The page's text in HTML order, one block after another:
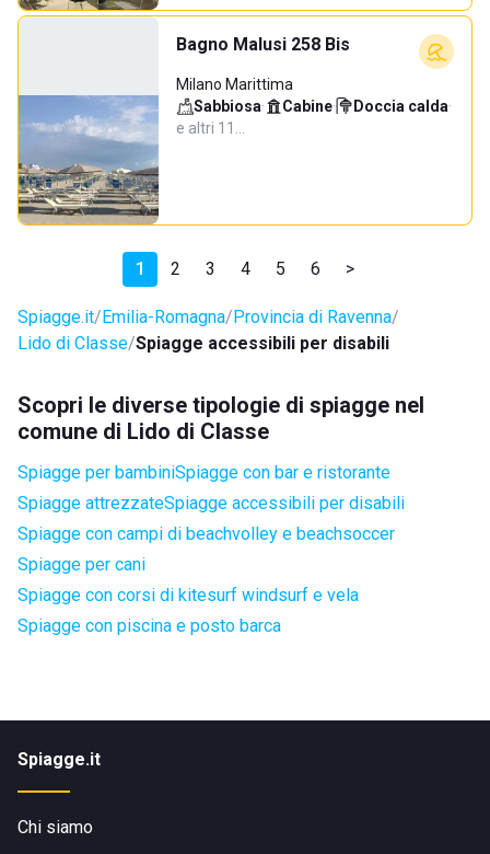
Bagno Malusi 258 Bis
Milano Marittima
Sabbiosa· Cabine· Doccia calda·
e altri 11…
1 2 3 4 5 6 >
Spiagge.it Emilia-Romagna Provincia di Ravenna
Lido di Classe Spiagge accessibili per disabili
Scopri le diverse tipologie di spiagge nel
comune di Lido di Classe
Spiagge per bambiniSpiagge con bar e ristorante
Spiagge attrezzateSpiagge accessibili per disabili
Spiagge con campi di beachvolley e beachsoccer
Spiagge per cani
Spiagge con corsi di kitesurf windsurf e vela
Spiagge con piscina e posto barca
Spiagge.it
Chi siamo